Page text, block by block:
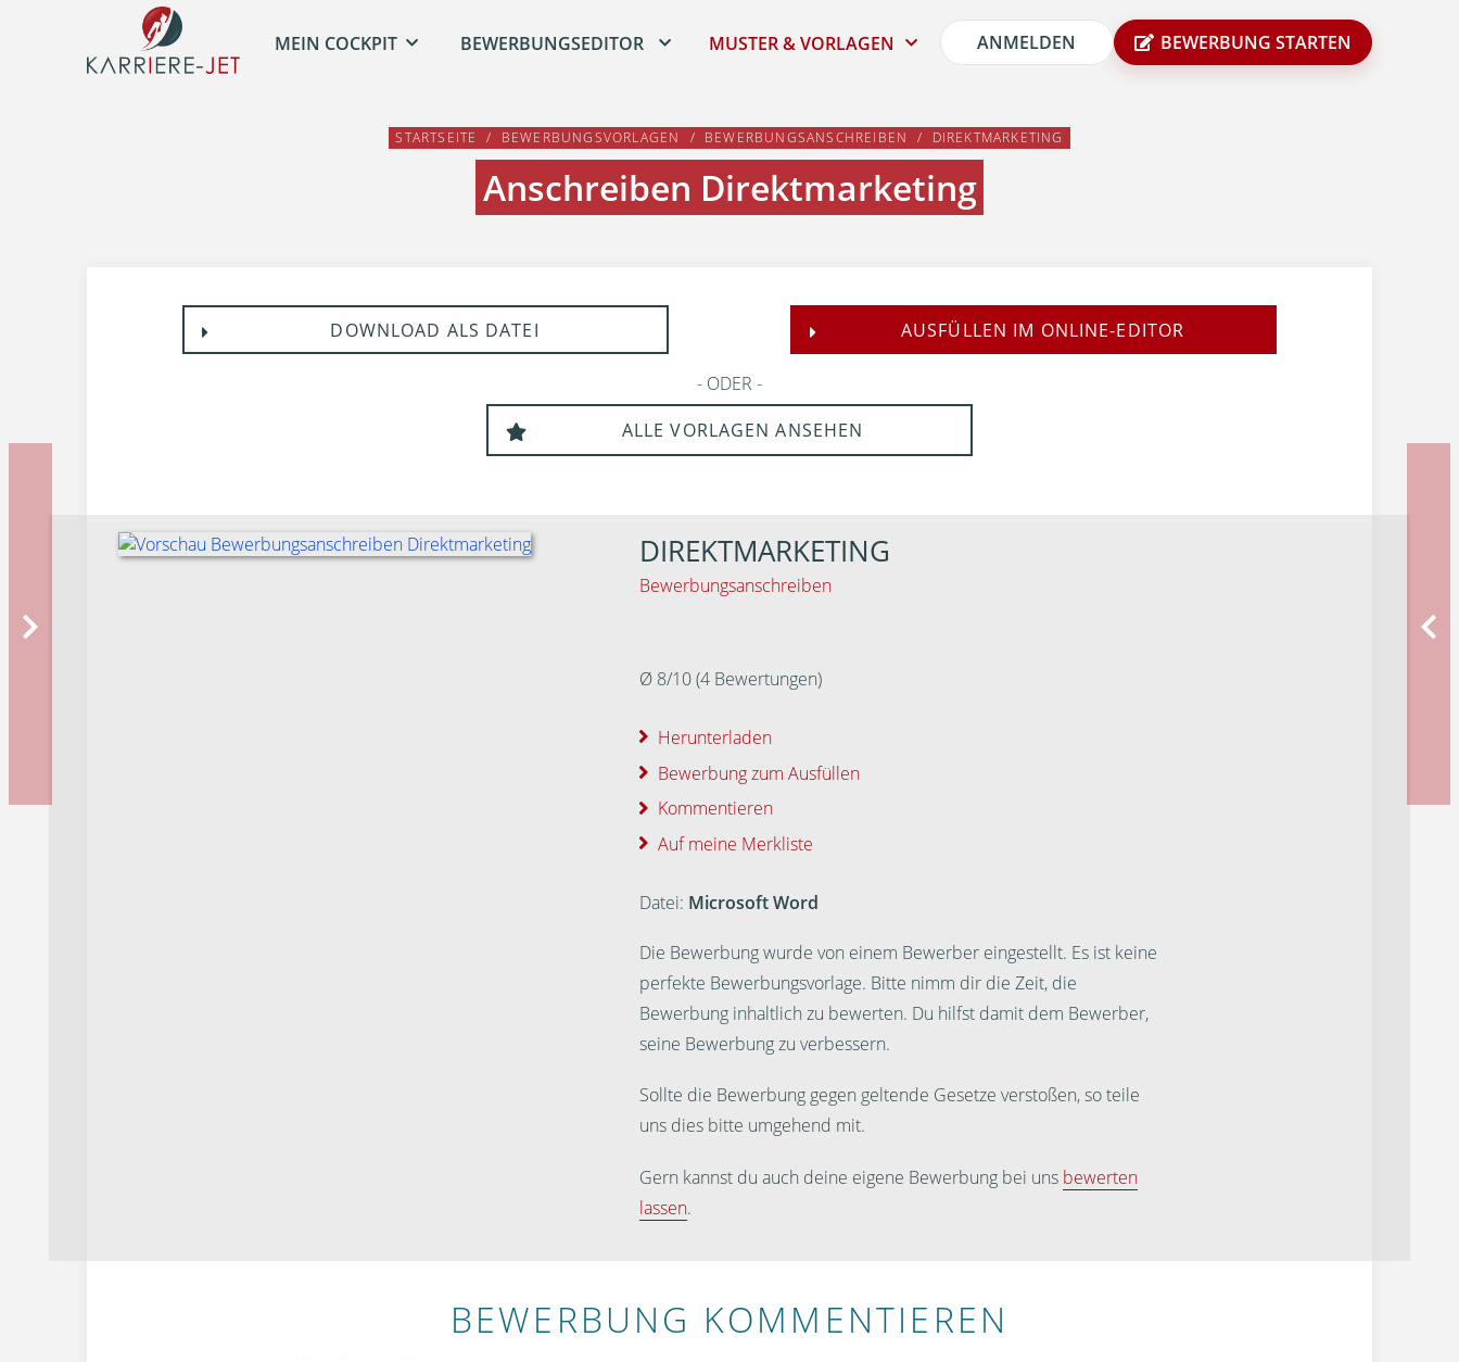
MEIN COCKPIT BEWERBUNGSEDITOR MUSTER & VORLAGEN ANMELDEN BEWERBUNG STARTEN
STARTSEITE BEWERBUNGSVORLAGEN BEWERBUNGSANSCHREIBEN DIREKTMARKETING
Anschreiben Direktmarketing
DOWNLOAD ALS DATEI AUSFÜLLEN IM ONLINE-EDITOR
ODER
ALLE VORLAGEN ANSEHEN
DIREKTMARKETING
Bewerbungsanschreiben
Ø 8/10(4Bewertungen)
Herunterladen
Bewerbung zum Ausfüllen
Kommentieren
Auf meine Merkliste
Datei: Microsoft Word
Die Bewerbung wurde von einem Bewerber eingestellt. Es ist keine
perfekte Bewerbungsvorlage. Bitte nimm dir die Zeit, die
Bewerbung inhaltlich zu bewerten. Du hilfst damit dem Bewerber,
seine Bewerbung zu verbessern.
Sollte die Bewerbung gegen geltende Gesetze verstoßen, so teile
uns dies bitte umgehend mit.
Gern kannst du auch deine eigene Bewerbung bei uns bewerten
lassen.
BEWERBUNG KOMMENTIEREN